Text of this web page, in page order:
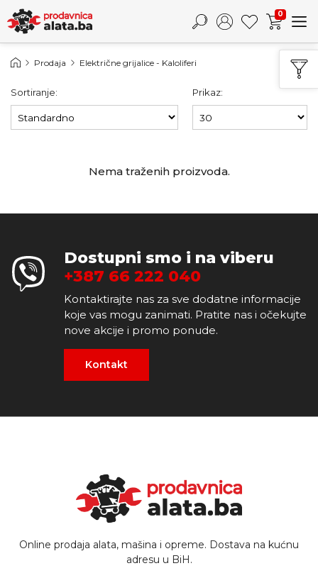
0
Prodaja Električne grijalice - Kaloliferi
Sortiranje: Prikaz:
Nema traženih proizvoda.
Dostupni smo i na viberu
+387 66 222 040
Kontaktirajte nas za sve dodatne informacije
koje vas mogu zanimati. Pratite nas i očekujte
nove akcije i promo ponude.
Kontakt
Online prodaja alata, mašina i opreme. Dostava na kućnu
adresu u BiH.